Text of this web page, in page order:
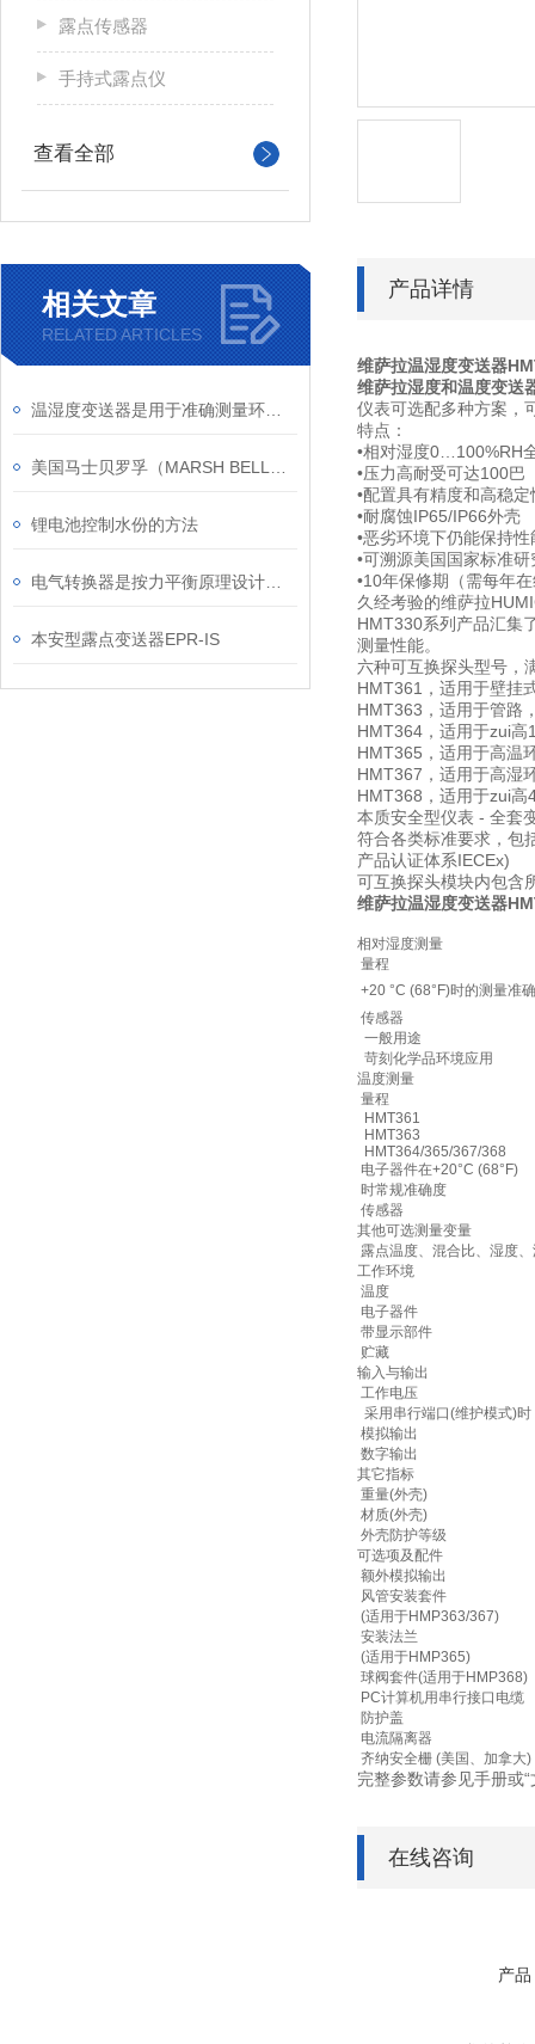
露点传感器
手持式露点仪
查看全部
相关文章
RELATED ARTICLES
锂电池控制水份的方法
本安型露点变送器EPR-IS
产品详情
维萨拉温湿度变送器
维萨拉湿度和温度变送
仪表可选配多种方案，
特点：
•相对湿度0…100%RH
•压力高耐受可达100巴
•配置具有精度和高稳
•耐腐蚀IP65/IP66外壳
•恶劣环境下仍能保持
•可溯源美国国家标准
•10年保修期（需每年
久经考验的维萨拉
HMT330系列产品汇集
测量性能。
六种可互换探头型号，
HMT361，适用于壁挂
HMT363，适用于管路
HMT364，适用于zui
HMT365，适用于高温
HMT367，适用于高湿
HMT368，适用于zui高
本质安全型仪表 - 全套
符合各类标准要求，包
产品认证体系IECEx)
可互换探头模块内包含
维萨拉温湿度变送器
相对湿度测量
​量程
​+20 °C (68°F)时的测量准
​传感器
​ 一般用途
​ 苛刻化学品环境应用
温度测量
量程
​ HMT361
​ HMT363
​ HMT364/365/367/368
电子器件在+20°C (68°F)
时常规准确度
​传感器
其他可选测量变量
露点温度、混合比、湿度
工作环境
温度
电子器件
带显示部件
贮藏
输入与输出
​工作电压
​ 采用串行端口(维护模式)时
​模拟输出
​数字输出
其它指标
重量(外壳)
材质(外壳)
外壳防护等级
可选项及配件
​额外模拟输出
​风管安装套件
(适用于HMP363/367)
​安装法兰
(适用于HMP365)
​球阀套件(适用于HMP368)
PC计算机用串行接口电缆
​防护盖
电流隔离器
​齐纳安全栅 (美国、加拿大)
完整参数请参见手册或
在线咨询
产品